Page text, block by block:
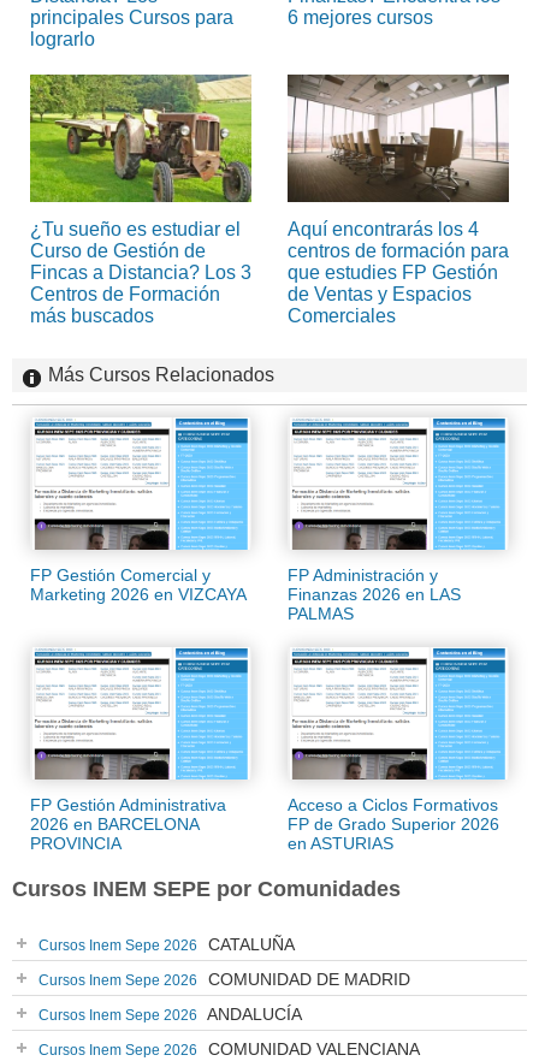
principales Cursos para
lograrlo
6 mejores cursos
¿Tu sueño es estudiar el
Curso de Gestión de
Fincas a Distancia? Los 3
Centros de Formación
más buscados
Aquí encontrarás los 4
centros de formación para
que estudies FP Gestión
de Ventas y Espacios
Comerciales
Más Cursos Relacionados
FP Gestión Comercial y
Marketing 2026 en VIZCAYA
FP Administración y
Finanzas 2026 en LAS
PALMAS
FP Gestión Administrativa
2026 en BARCELONA
PROVINCIA
Acceso a Ciclos Formativos
FP de Grado Superior 2026
en ASTURIAS
Cursos INEM SEPE por Comunidades
Cursos Inem Sepe 2026 CATALUÑA
Cursos Inem Sepe 2026 COMUNIDAD DE MADRID
Cursos Inem Sepe 2026 ANDALUCÍA
Cursos Inem Sepe 2026 COMUNIDAD VALENCIANA